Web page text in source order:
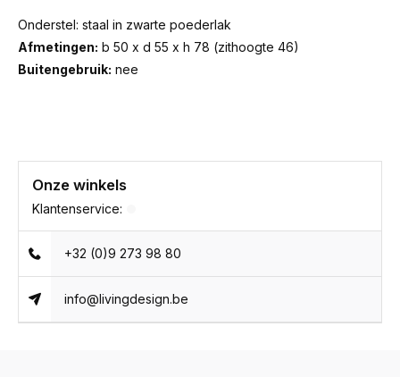
Onderstel: staal in zwarte poederlak
Afmetingen: b 50 x d 55 x h 78 (zithoogte 46)
Buitengebruik: nee
Onze winkels
Klantenservice:
+32 (0)9 273 98 80
info@livingdesign.be